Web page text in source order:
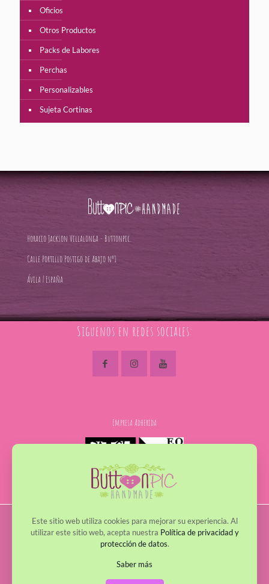
Oficios
Otros Productos
Packs de Labores
Perchas
Personalizables
Sujeta Cortinas
Horacio Jackson Villalonga - Buttonpic.
Calle Portillo Postigo de Abajo nº1
Ávila | España
Siguenos en redes sociales:
Empresa Adherida
© 2017 - 2022 ButtonPic. Todos los derechos reservados
Política de Privacidad
Política de Cookies
Este sitio web utiliza cookies para mejorar su experiencia. Al
utilizar este sitio web, acepta nuestra Política de privacidad y
protección de datos.
Saber más